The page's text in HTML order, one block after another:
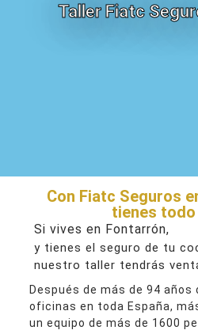
Taller Fiatc
Con Fiatc Seguros
tienes
Si vives en Fontarrón,
y tienes el seguro de tu
nuestro taller tendrás
Después de más de 94 años
oficinas en toda España,
un equipo de más de 1600